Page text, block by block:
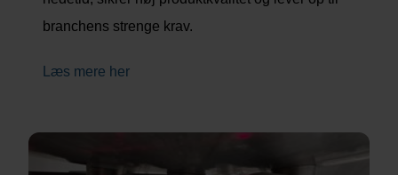
branchens strenge krav.
Læs mere her